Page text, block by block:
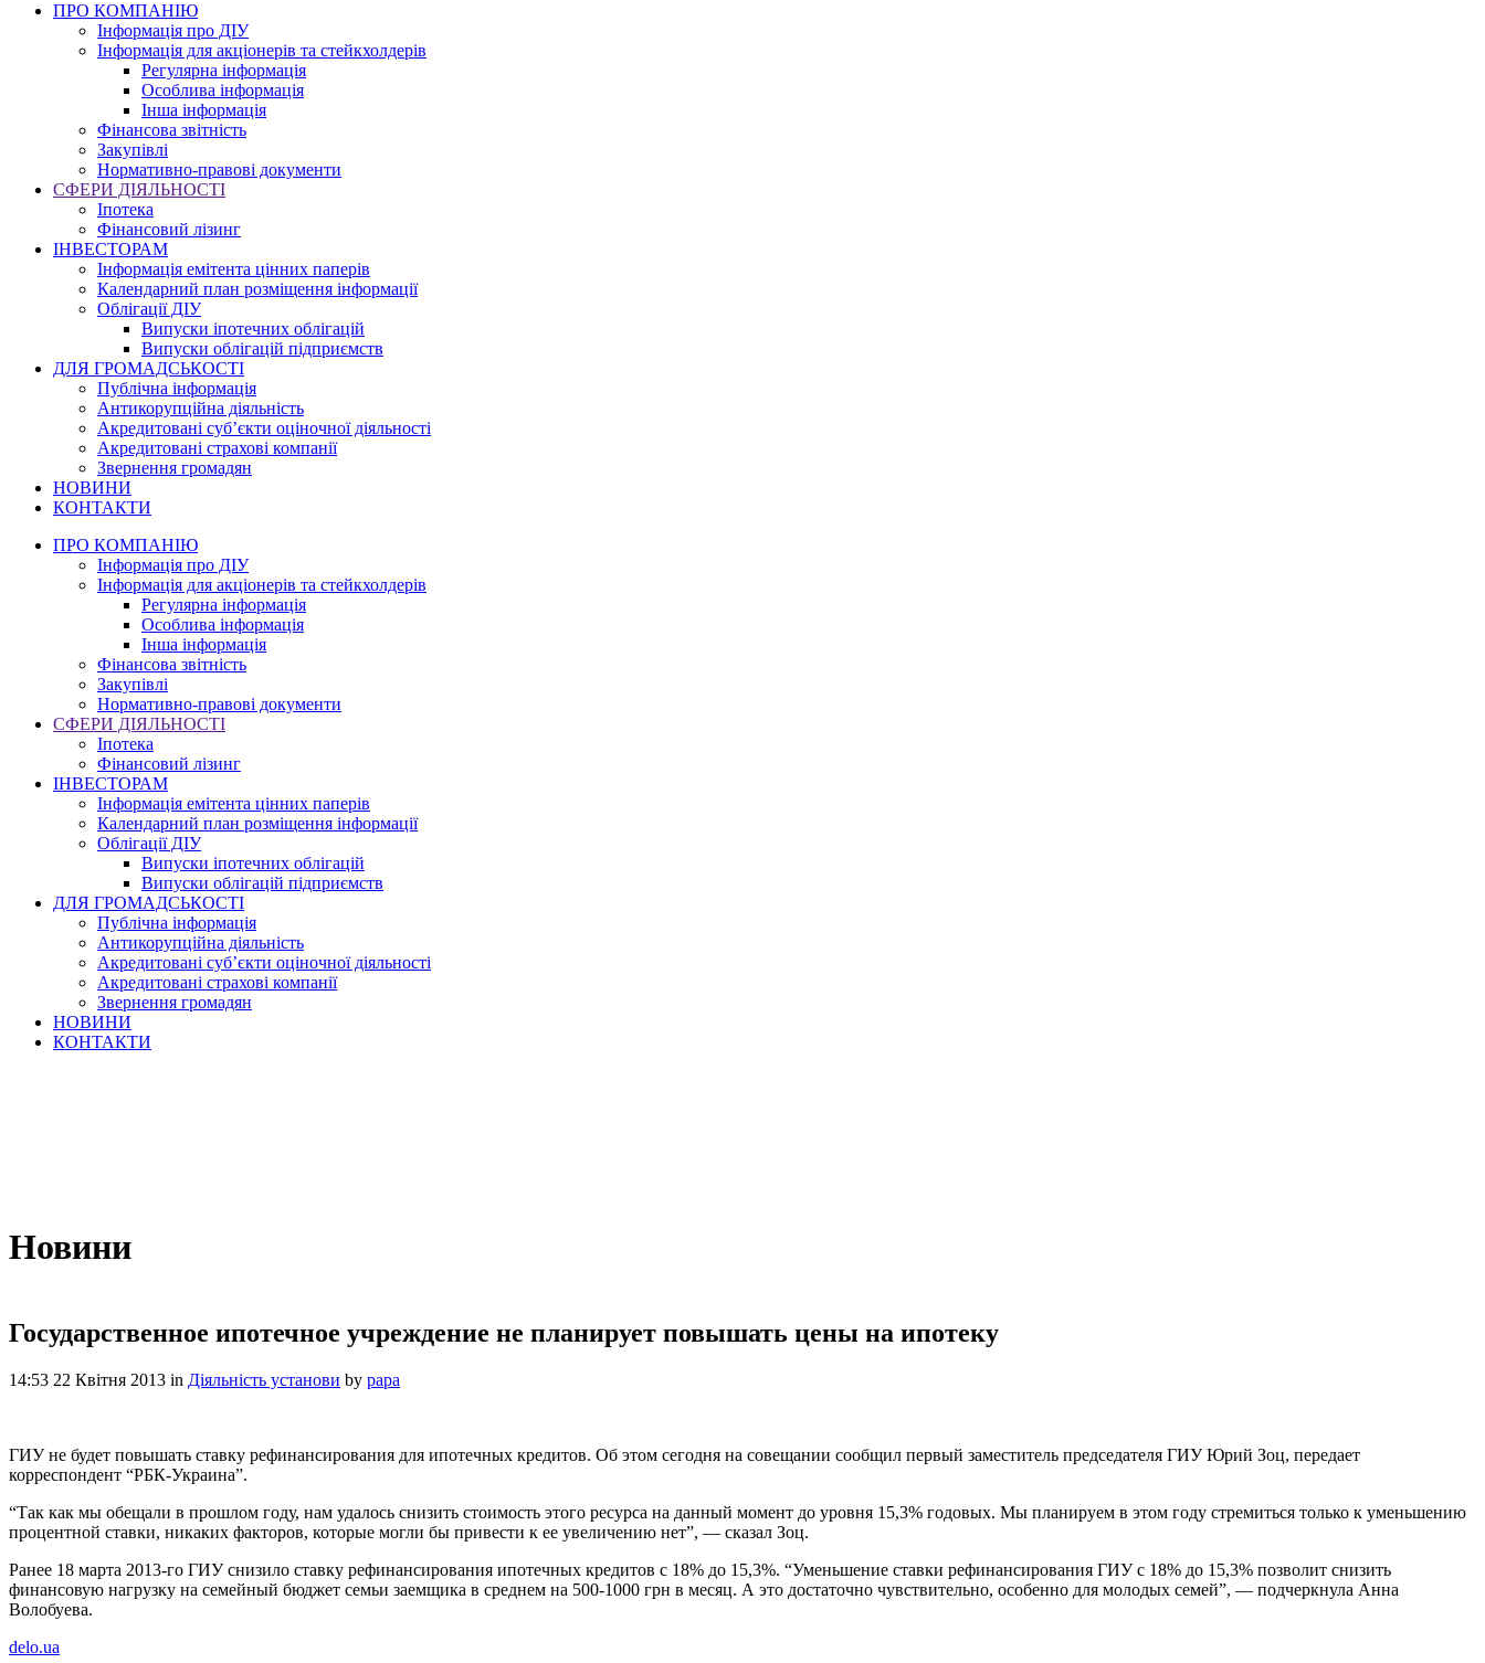
ПРО КОМПАНІЮ
Інформація про ДІУ
Інформація для акціонерів та стейкхолдерів
Регулярна інформація
Особлива інформація
Інша інформація
Фінансова звітність
Закупівлі
Нормативно-правові документи
СФЕРИ ДІЯЛЬНОСТІ
Іпотека
Фінансовий лізинг
ІНВЕСТОРАМ
Інформація емітента цінних паперів
Календарний план розміщення інформації
Облігації ДІУ
Випуски іпотечних облігацій
Випуски облігацій підприємств
ДЛЯ ГРОМАДСЬКОСТІ
Публічна інформація
Антикорупційна діяльність
Акредитовані суб’єкти оціночної діяльності
Акредитовані страхові компанії
Звернення громадян
НОВИНИ
КОНТАКТИ
ПРО КОМПАНІЮ
Інформація про ДІУ
Інформація для акціонерів та стейкхолдерів
Регулярна інформація
Особлива інформація
Інша інформація
Фінансова звітність
Закупівлі
Нормативно-правові документи
СФЕРИ ДІЯЛЬНОСТІ
Іпотека
Фінансовий лізинг
ІНВЕСТОРАМ
Інформація емітента цінних паперів
Календарний план розміщення інформації
Облігації ДІУ
Випуски іпотечних облігацій
Випуски облігацій підприємств
ДЛЯ ГРОМАДСЬКОСТІ
Публічна інформація
Антикорупційна діяльність
Акредитовані суб’єкти оціночної діяльності
Акредитовані страхові компанії
Звернення громадян
НОВИНИ
КОНТАКТИ
Новини
Государственное ипотечное учреждение не планирует повышать цены на ипотеку
14:53 22 Квітня 2013 in Діяльність установи by papa
ГИУ не будет повышать ставку рефинансирования для ипотечных кредитов. Об этом сегодня на совещании сообщил первый заместитель председателя ГИУ Юрий Зоц, передает
корреспондент “РБК-Украина”.
“Так как мы обещали в прошлом году, нам удалось снизить стоимость этого ресурса на данный момент до уровня 15,3% годовых. Мы планируем в этом году стремиться только к уменьшению
процентной ставки, никаких факторов, которые могли бы привести к ее увеличению нет”, — сказал Зоц.
Ранее 18 марта 2013-го ГИУ снизило ставку рефинансирования ипотечных кредитов с 18% до 15,3%. “Уменьшение ставки рефинансирования ГИУ с 18% до 15,3% позволит снизить
финансовую нагрузку на семейный бюджет семьи заемщика в среднем на 500-1000 грн в месяц. А это достаточно чувствительно, особенно для молодых семей”, — подчеркнула Анна
Волобуева.
delo.ua